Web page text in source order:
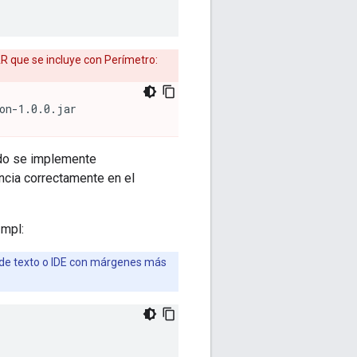
que se incluye con Perímetro:
1.0.0.jar
se implemente
correctamente en el
texto o IDE con márgenes más